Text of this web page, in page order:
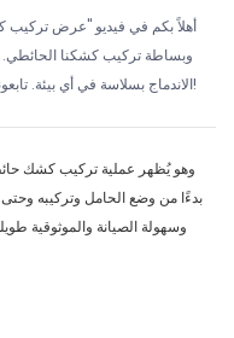
أهلاً بكم في فيديو "عرض تركيب
وبساطة تركيب كشكنا الحائطي.
الاندماج بسلاسة في أي بيئة. تابعونا لتروا كيف سيُضفي لمسةً مميزةً على مساحتكم!
بدءًا من وضع الحامل وتركيبه
وسهولة الصيانة والموثوقية